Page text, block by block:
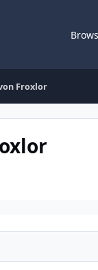
Froxlor